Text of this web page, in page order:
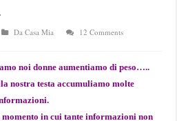
Da Casa Mia
12 Comments
noi donne aumentiamo di peso…..
nostra testa accumuliamo molte
in cui tante informazioni non